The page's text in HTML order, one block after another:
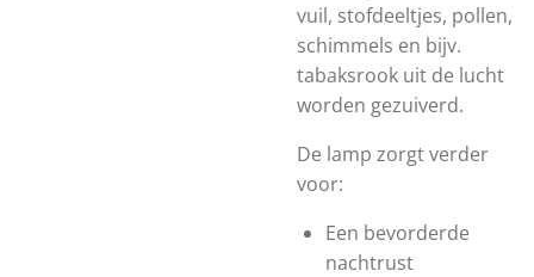
vuil, stofdeeltjes, pollen,
schimmels en bijv.
tabaksrook uit de lucht
worden gezuiverd.
De lamp zorgt verder
voor:
Een bevorderde
nachtrust